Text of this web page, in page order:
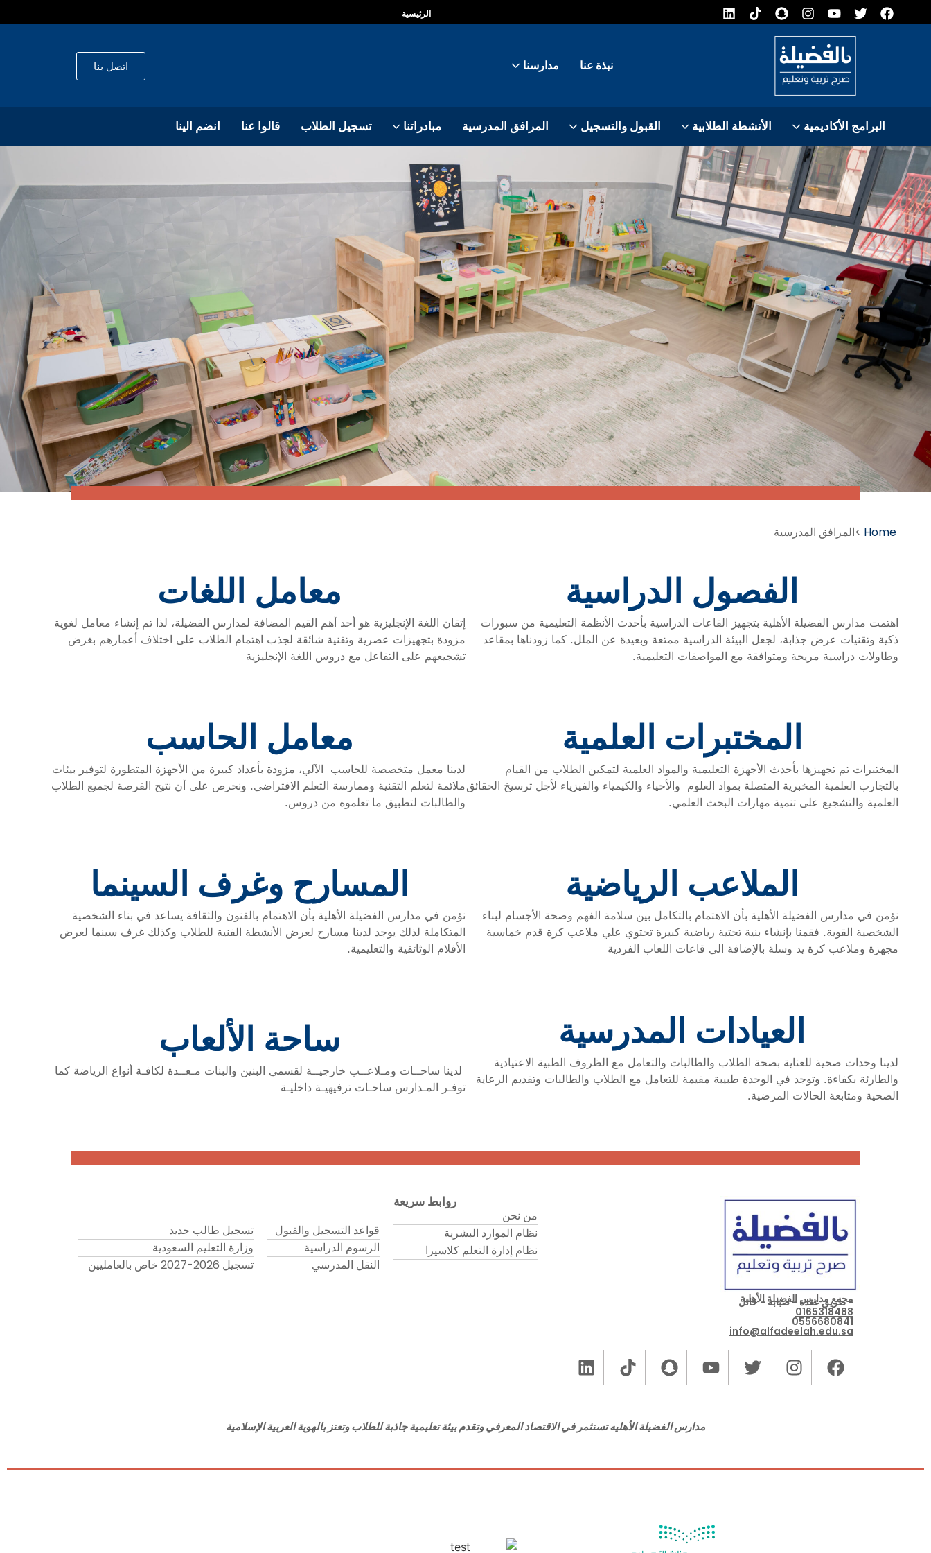
الرئيسية
نبذة عنا مدارسنا اتصل بنا
البرامج الأكاديمية الأنشطة الطلابية القبول والتسجيل المرافق المدرسية مبادراتنا تسجيل الطلاب قالوا عنا انضم الينا
Home
>المرافق المدرسية
الفصول الدراسية
اهتمت مدارس الفضيلة الأهلية بتجهيز القاعات الدراسية بأحدث الأنظمة التعليمية من سبورات
ذكية وتقنيات عرض جذابة، لجعل البيئة الدراسية ممتعة وبعيدة عن الملل. كما زودناها بمقاعد
وطاولات دراسية مريحة ومتوافقة مع المواصفات التعليمية.
معامل اللغات
إتقان اللغة الإنجليزية هو أحد أهم القيم المضافة لمدارس الفضيلة، لذا تم إنشاء معامل لغوية
مزودة بتجهيزات عصرية وتقنية شائقة لجذب اهتمام الطلاب على اختلاف أعمارهم بغرض
تشجيعهم على التفاعل مع دروس اللغة الإنجليزية
المختبرات العلمية
المختبرات تم تجهيزها بأحدث الأجهزة التعليمية والمواد العلمية لتمكين الطلاب من القيام
بالتجارب العلمية المخبرية المتصلة بمواد العلوم والأحياء والكيمياء والفيزياء لأجل ترسيخ الحقائق
العلمية والتشجيع على تنمية مهارات البحث العلمي.
معامل الحاسب
لدينا معمل متخصصة للحاسب الآلي، مزودة بأعداد كبيرة من الأجهزة المتطورة لتوفير بيئات
ملائمة لتعلم التقنية وممارسة التعلم الافتراضي. ونحرص على أن نتيح الفرصة لجميع الطلاب
والطالبات لتطبيق ما تعلموه من دروس.
الملاعب الرياضية
نؤمن في مدارس الفضيلة الأهلية بأن الاهتمام بالتكامل بين سلامة الفهم وصحة الأجسام لبناء
الشخصية القوية. فقمنا بإنشاء بنية تحتية رياضية كبيرة تحتوي علي ملاعب كرة قدم خماسية
مجهزة وملاعب كرة يد وسلة بالإضافة الي قاعات اللعاب الفردية
المسارح وغرف السينما
نؤمن في مدارس الفضيلة الأهلية بأن الاهتمام بالفنون والثقافة يساعد في بناء الشخصية
المتكاملة لذلك يوجد لدينا مسارح لعرض الأنشطة الفنية للطلاب وكذلك غرف سينما لعرض
الأفلام الوثائقية والتعليمية.
العيادات المدرسية
لدينا وحدات صحية للعناية بصحة الطلاب والطالبات والتعامل مع الظروف الطبية الاعتيادية
والطارئة بكفاءة. وتوجد في الوحدة طبيبة مقيمة للتعامل مع الطلاب والطالبات وتقديم الرعاية
الصحية ومتابعة الحالات المرضية.
ساحة الألعاب
لدينا ساحــات ومـلاعــب خارجيــة لقسمي البنين والبنات مـعــدة لكافـة أنواع الرياضة كما
توفـر المـدارس ساحـات ترفيهيـة داخليـة
مجمع مدارس الفضيلة الأهلية
- طريق عقدة - صبابة - حائل
0165318488
0556680841
info@alfadeelah.edu.sa
روابط سريعة
من نحن
نظام الموارد البشرية
نظام إدارة التعلم كلاسيرا
قواعد التسجيل والقبول
الرسوم الدراسية
النقل المدرسي
تسجيل طالب جديد
وزارة التعليم السعودية
تسجيل 2026-2027 خاص بالعامليين
مدارس الفضيلة الأهليه تستثمر في الاقتصاد المعرفي وتقدم بيئة تعليمية جاذبة للطلاب وتعتز بالهوية العربية الإسلامية